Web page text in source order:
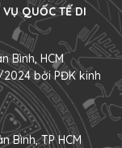
QUỐC TẾ DI
Bình, HCM
2024 bởi PĐK kinh
Bình, TP HCM